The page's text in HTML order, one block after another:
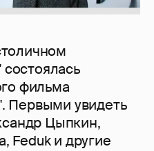
фильма
Первыми увидеть
Цыпкин,
Feduk и другие